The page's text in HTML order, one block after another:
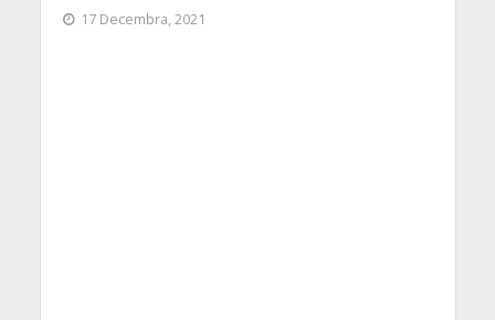
17 Decembra, 2021